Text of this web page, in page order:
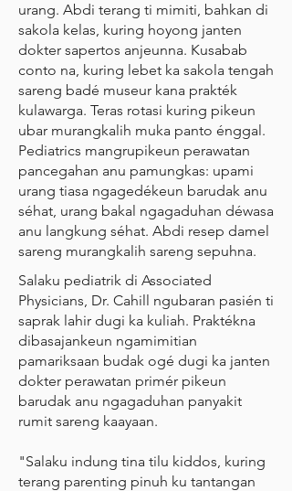
urang. Abdi terang ti mimiti, bahkan di
sakola kelas, kuring hoyong janten
dokter sapertos anjeunna. Kusabab
conto na, kuring lebet ka sakola tengah
sareng badé museur kana prakték
kulawarga. Teras rotasi kuring pikeun
ubar murangkalih muka panto énggal.
Pediatrics mangrupikeun perawatan
pancegahan anu pamungkas: upami
urang tiasa ngagedékeun barudak anu
séhat, urang bakal ngagaduhan déwasa
anu langkung séhat. Abdi resep damel
sareng murangkalih sareng sepuhna.
Salaku pediatrik di Associated
Physicians, Dr. Cahill ngubaran pasién ti
saprak lahir dugi ka kuliah. Praktékna
dibasajankeun ngamimitian
pamariksaan budak ogé dugi ka janten
dokter perawatan primér pikeun
barudak anu ngagaduhan panyakit
rumit sareng kaayaan.
"Salaku indung tina tilu kiddos, kuring
terang parenting pinuh ku tantangan